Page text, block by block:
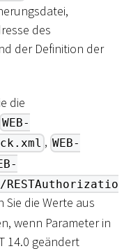
des
der Definition der
die
WEB-
, WEB-
die Werte aus
wenn Parameter in
14.0 geändert